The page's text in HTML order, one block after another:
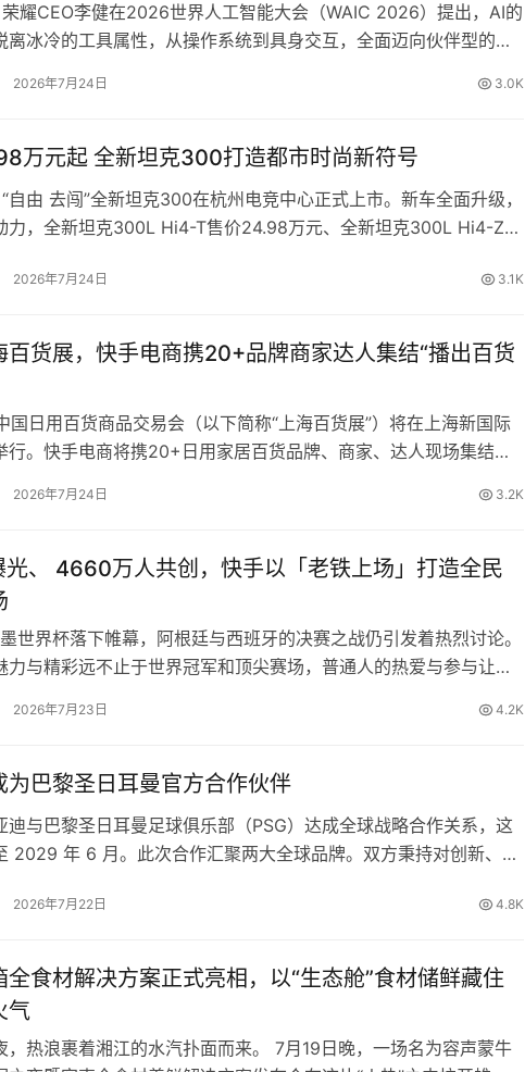
能体硬的一面》的主题演讲，重点介绍了基于昇腾的模型自动适配调
对、跑得快。目前，依托该工具已完成500余个PyTorch模型的快
耀CEO李健在2026世界人工智能大会（WAIC 2026）提出，AI的
离冰冷的工具属性，从操作系统到具身交互，全面迈向伙伴型的类
重构人与物理世界的关系，这就是人工智能时代的价值锚点。基…
2026年7月24日 3.0K
万元起 全新坦克300打造都市时尚新符号
自由 去闯”全新坦克300在杭州电竞中心正式上市。新车全面升级，
力，全新坦克300L Hi4-T售价24.98万元、全新坦克300L Hi4-Z售
2026年7月24日 3.1K
百货展，快手电商携20+品牌商家达人集结“播出百货
国日用百货商品交易会（以下简称“上海百货展”）将在上海新国际
行。快手电商将携20+日用家居百货品牌、商家、达人现场集结，
出+线上直播的形式，为所有快手老铁带来超多低价百…
2026年7月24日 3.2K
、 4660万人共创，快手以「老铁上场」打造全民
世界杯落下帷幕，阿根廷与西班牙的决赛之战仍引发着热烈讨论。
力与精彩远不止于世界冠军和顶尖赛场，普通人的热爱与参与让我
天看到了属于广大老铁精彩纷呈与热力四射的体育现场。 今…
2026年7月23日 4.2K
为巴黎圣日耳曼官方合作伙伴
迪与巴黎圣日耳曼足球俱乐部（PSG）达成全球战略合作关系，这
2029 年 6 月。此次合作汇聚两大全球品牌。双方秉持对创新、卓
2026年7月22日 4.8K
全食材解决方案正式亮相，以“生态舱”食材储鲜藏住
气
，热浪裹着湘江的水汽扑面而来。 7月19日晚，一场名为容声蒙牛